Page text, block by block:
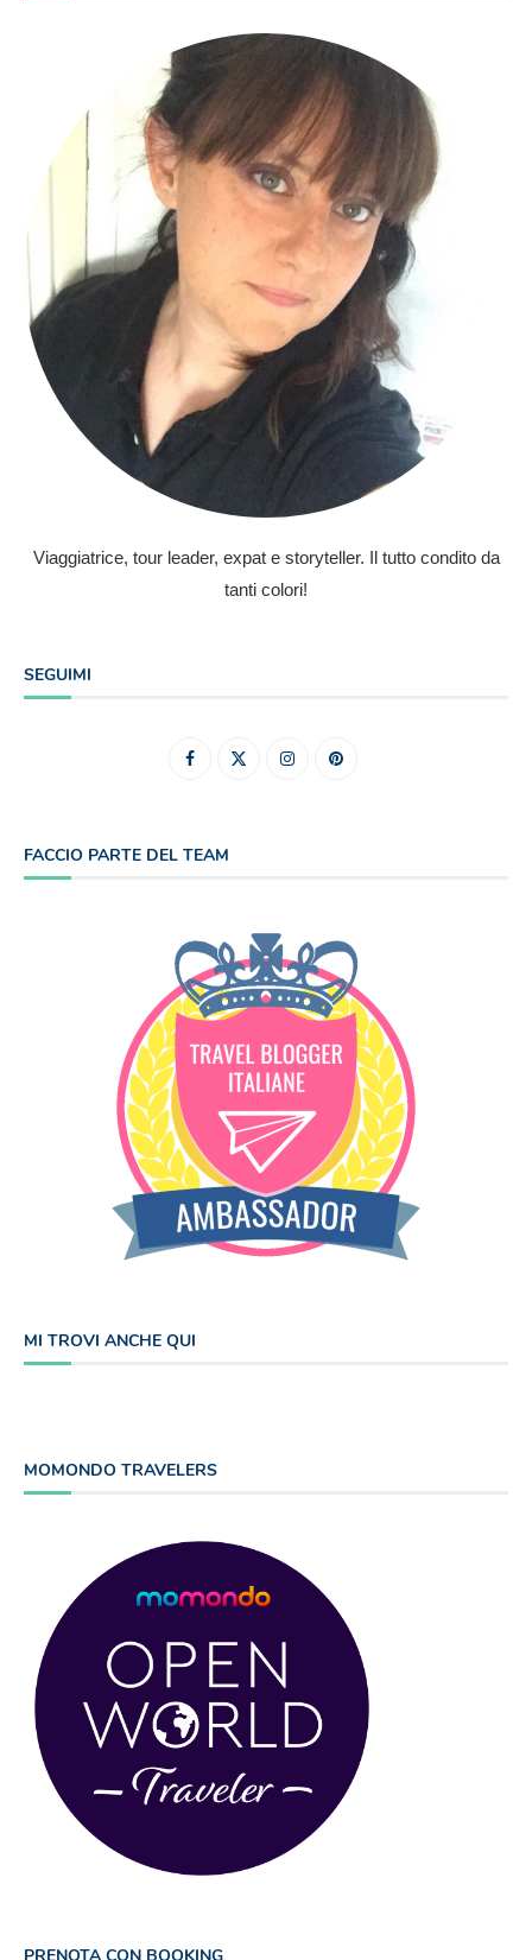
Viaggiatrice, tour leader, expat e storyteller. Il tutto condito da
tanti colori!
SEGUIMI
FACCIO PARTE DEL TEAM
MI TROVI ANCHE QUI
MOMONDO TRAVELERS